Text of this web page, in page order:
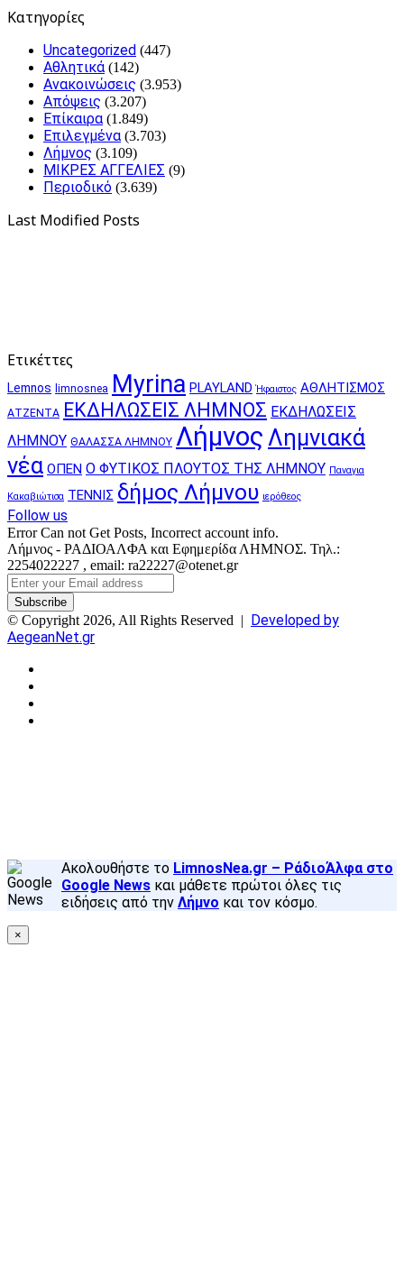
Kατηγορίες
Uncategorized (447)
Αθλητικά (142)
Ανακοινώσεις (3.953)
Απόψεις (3.207)
Επίκαιρα (1.849)
Επιλεγμένα (3.703)
Λήμνος (3.109)
ΜΙΚΡΕΣ ΑΓΓΕΛΙΕΣ (9)
Περιοδικό (3.639)
Last Modified Posts
Ετικέττες
Lemnos limnosnea Myrina PLAYLAND Ήφαιστος ΑΘΛΗΤΙΣΜΟΣ
ΑΤΖΕΝΤΑ ΕΚΔΗΛΩΣΕΙΣ ΛΗΜΝΟΣ ΕΚΔΗΛΩΣΕΙΣ
ΛΗΜΝΟΥ ΘΑΛΑΣΣΑ ΛΗΜΝΟΥ Λήμνος Λημνιακά
νέα ΟΠΕΝ Ο ΦΥΤΙΚΟΣ ΠΛΟΥΤΟΣ ΤΗΣ ΛΗΜΝΟΥ Παναγια
Κακαβιώτισα ΤΕΝΝΙΣ δήμος Λήμνου ιερόθεος
Follow us
Error Can not Get Posts, Incorrect account info.
Λήμνος - ΡΑΔΙΟΑΛΦΑ και Εφημερίδα ΛΗΜΝΟΣ. Τηλ.:
2254022227 , email: ra22227@otenet.gr
Enter
your
Email
address
© Copyright 2026, All Rights Reserved | Developed by
AegeanNet.gr
Ακολουθήστε το LimnosNea.gr – ΡάδιοΆλφα στο
Google News και μάθετε πρώτοι όλες τις
ειδήσεις από την Λήμνο και τον κόσμο.
×